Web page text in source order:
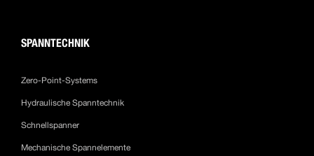
SPANNTECHNIK
Zero-Point-Systems
Hydraulische Spanntechnik
Schnellspanner
Mechanische Spannelemente